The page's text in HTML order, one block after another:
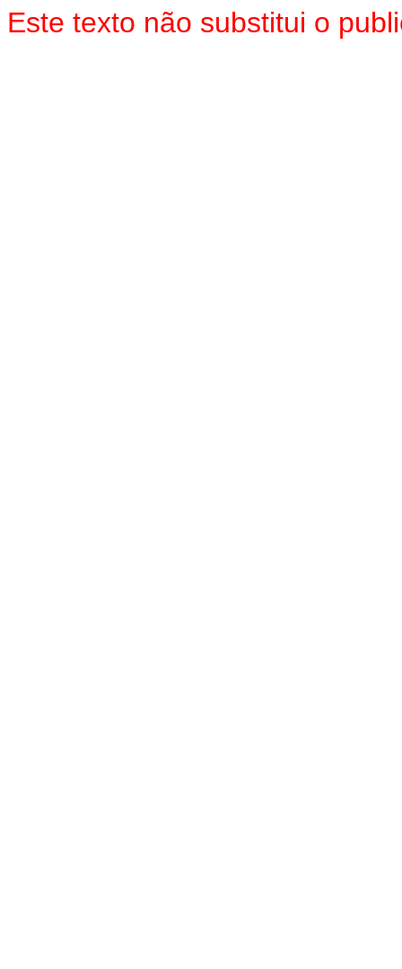
Este texto não substitui o